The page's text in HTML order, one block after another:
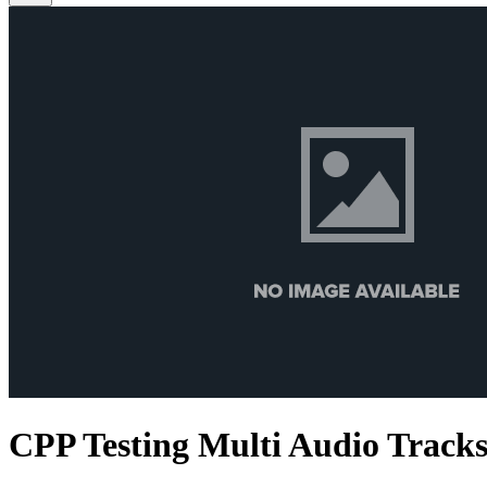
CPP Testing Multi Audio Tracks